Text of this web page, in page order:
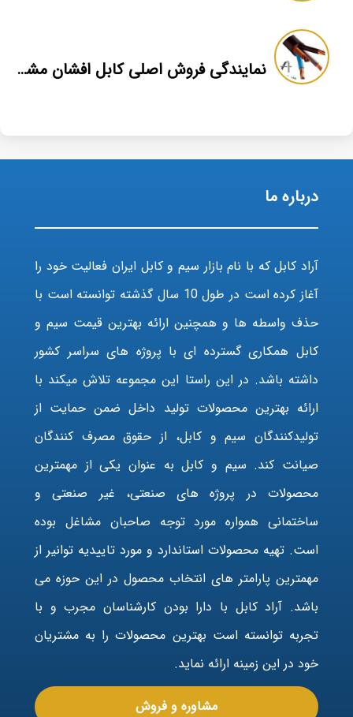
نمایندگی فروش اصلی کابل افشان مشهد
درباره ما
آراد کابل که با نام بازار سیم و کابل ایران فعالیت خود را
آغاز کرده است در طول 10 سال گذشته توانسته است با
حذف واسطه ها و همچنین ارائه بهترین قیمت سیم و
کابل همکاری گسترده ای با پروژه های سراسر کشور
داشته باشد. در این راستا این مجموعه تلاش میکند با
ارائه بهترین محصولات تولید داخل ضمن حمایت از
تولیدکنندگان سیم و کابل، از حقوق مصرف کنندگان
صیانت کند. سیم و کابل به عنوان یکی از مهمترین
محصولات در پروژه های صنعتی، غیر صنعتی و
ساختمانی همواره مورد توجه صاحبان مشاغل بوده
است. تهیه محصولات استاندارد و مورد تاییدیه توانیر از
مهمترین پارامتر های انتخاب محصول در این حوزه می
باشد. آراد کابل با دارا بودن کارشناسان مجرب و با
تجربه توانسته است بهترین محصولات را به مشتریان
خود در این زمینه ارائه نماید.
مشاوره و فروش